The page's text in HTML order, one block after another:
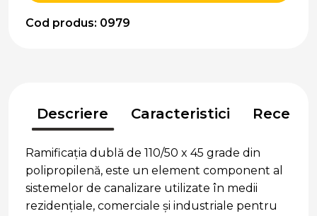
Cod produs: 0979
Descriere Caracteristici
Ramificația dublă de 110/50 x 45 grade din
polipropilenă, este un element component al
sistemelor de canalizare utilizate în medii
rezidențiale, comerciale și industriale pentru